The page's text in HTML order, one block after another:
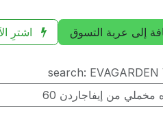
إلى عربة التسوق اشترِ
search:
من إيفاجاردن 60